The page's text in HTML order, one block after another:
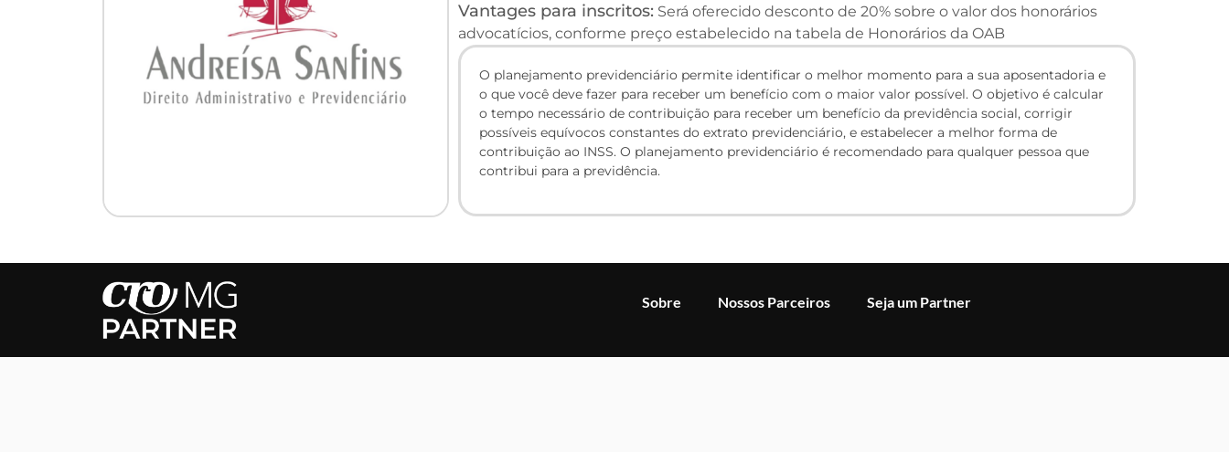
Vantages para inscritos: Será oferecido desconto de 20% sobre o valor dos honorários
advocatícios, conforme preço estabelecido na tabela de Honorários da OAB
O planejamento previdenciário permite identificar o melhor momento para a sua aposentadoria e
o que você deve fazer para receber um benefício com o maior valor possível. O objetivo é calcular
o tempo necessário de contribuição para receber um benefício da previdência social, corrigir
possíveis equívocos constantes do extrato previdenciário, e estabelecer a melhor forma de
contribuição ao INSS. O planejamento previdenciário é recomendado para qualquer pessoa que
contribui para a previdência.
Sobre Nossos Parceiros Seja um Partner